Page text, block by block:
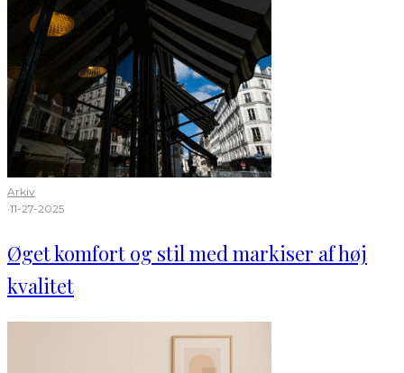
Arkiv
·11-27-2025
Øget komfort og stil med markiser af høj
kvalitet